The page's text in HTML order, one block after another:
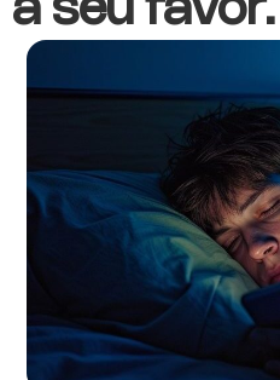
a seu favor.